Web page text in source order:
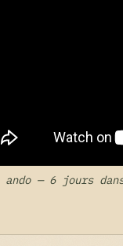
ando — 6 jours